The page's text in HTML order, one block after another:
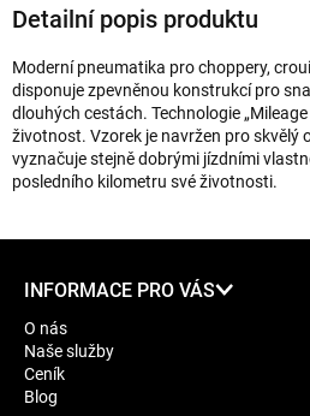
Detailní popis produktu
Moderní pneumatika pro choppery,
disponuje zpevněnou konstrukcí pro
dlouhých cestách. Technologie
životnost. Vzorek je navržen pro skvělý
vyznačuje stejně dobrými jízdními
posledního kilometru své životnosti.
INFORMACE PRO VÁS
O nás
Naše služby
Ceník
Blog